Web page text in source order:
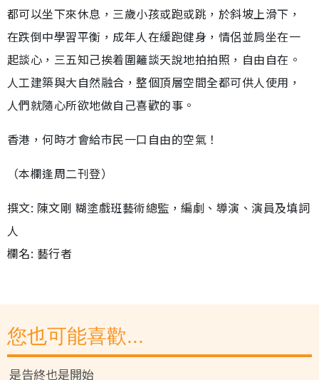
都可以坐下來休息，三歲小孩或跑或跳，於斜坡上滑下，
在跌倒中學習平衡，成年人在緩跑健身，情侶並肩坐在一
起談心，三五知己挨着圍籬談天說地拍拍照，自由自在。
人工建築與大自然融合，整個頂層空間全都可供人使用，
人們就隨心所欲地做自己喜歡的事。
香港，何時才會給市民一口自由的空氣！
（本欄逢周二刊登）
撰文: 陳文剛 糊塗戲班藝術總監，編劇、導演、演員及填詞
人
欄名: 藝行者
您也可能喜歡...
是告終也是開始